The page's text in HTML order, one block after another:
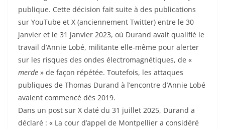
publique. Cette décision fait suite à des publications
sur YouTube et X (anciennement Twitter) entre le 30
janvier et le 31 janvier 2023, où Durand avait qualifié le
travail d’Annie Lobé, militante elle-même pour alerter
sur les risques des ondes électromagnétiques, de «
merde » de façon répétée. Toutefois, les attaques
publiques de Thomas Durand à l’encontre d’Annie Lobé
avaient commencé dès 2019.
Dans un post sur X daté du 31 juillet 2025, Durand a
déclaré : « La cour d’appel de Montpellier a considéré